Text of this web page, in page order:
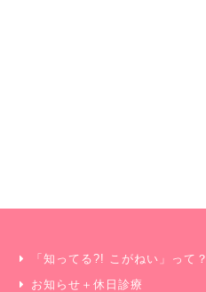
「知ってる?! こがねい」って？
お知らせ＋休日診療